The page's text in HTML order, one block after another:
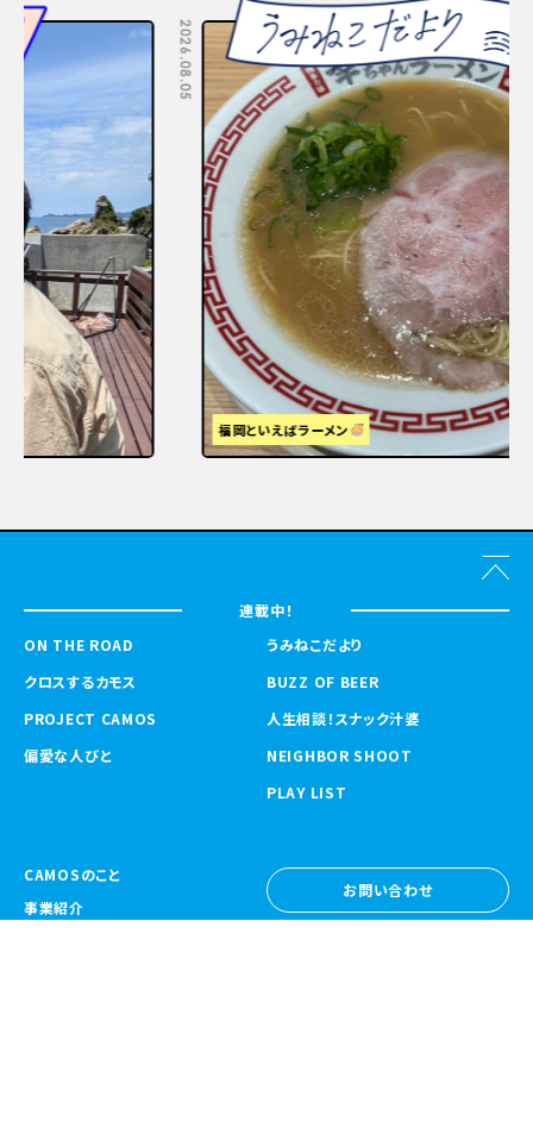
2026.08.05
福岡といえばラーメン
2026.07.29
連載中！
ON THE ROAD
クロスするカモス
PROJECT CAMOS
偏愛な人びと
うみねこだより
BUZZ OF BEER
人生相談！スナック汁婆
NEIGHBOR SHOOT
PLAY LIST
CAMOSのこと
事業紹介
お問い合わせ